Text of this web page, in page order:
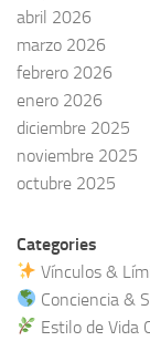
abril 2026
marzo 2026
febrero 2026
enero 2026
diciembre 2025
noviembre 2025
octubre 2025
Categories
Vínculos &
Conciencia &
Estilo de Vida